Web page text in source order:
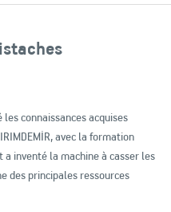
les connaissances acquises
avec la formation
a inventé la machine à casser les
des principales ressources